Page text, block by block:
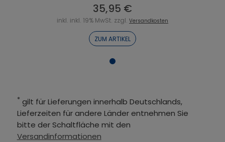
35,95 €
inkl. inkl. 19% MwSt. zzgl.Versandkosten
ZUM ARTIKEL
* gilt für Lieferungen innerhalb Deutschlands,
Lieferzeiten für andere Länder entnehmen Sie
bitte der Schaltfläche mit den
Versandinformationen